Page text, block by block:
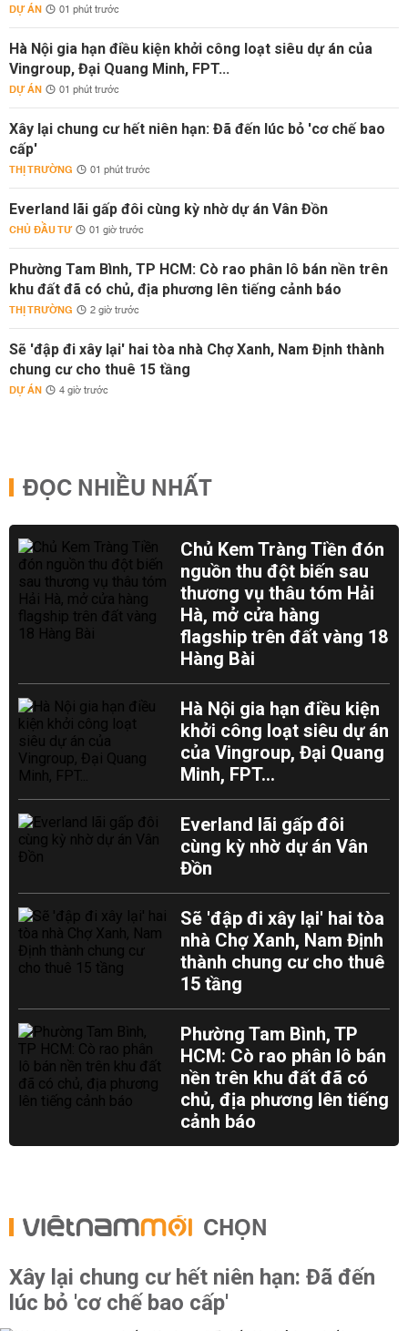
DỰ ÁN 01 phút trước
Hà Nội gia hạn điều kiện khởi công loạt siêu dự án của
Vingroup, Đại Quang Minh, FPT...
DỰ ÁN 01 phút trước
Xây lại chung cư hết niên hạn: Đã đến lúc bỏ 'cơ chế bao
cấp'
THỊ TRƯỜNG 01 phút trước
Everland lãi gấp đôi cùng kỳ nhờ dự án Vân Đồn
CHỦ ĐẦU TƯ 01 giờ trước
Phường Tam Bình, TP HCM: Cò rao phân lô bán nền trên
khu đất đã có chủ, địa phương lên tiếng cảnh báo
THỊ TRƯỜNG 2 giờ trước
Sẽ 'đập đi xây lại' hai tòa nhà Chợ Xanh, Nam Định thành
chung cư cho thuê 15 tầng
DỰ ÁN 4 giờ trước
ĐỌC NHIỀU NHẤT
Chủ Kem Tràng Tiền đón
nguồn thu đột biến sau
thương vụ thâu tóm Hải
Hà, mở cửa hàng
flagship trên đất vàng 18
Hàng Bài
Hà Nội gia hạn điều kiện
khởi công loạt siêu dự án
của Vingroup, Đại Quang
Minh, FPT...
Everland lãi gấp đôi
cùng kỳ nhờ dự án Vân
Đồn
Sẽ 'đập đi xây lại' hai tòa
nhà Chợ Xanh, Nam Định
thành chung cư cho thuê
15 tầng
Phường Tam Bình, TP
HCM: Cò rao phân lô bán
nền trên khu đất đã có
chủ, địa phương lên tiếng
cảnh báo
CHỌN
Xây lại chung cư hết niên hạn: Đã đến
lúc bỏ 'cơ chế bao cấp'